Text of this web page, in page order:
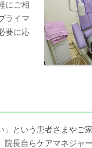
にご相
ライマ
要に応
」という患者さまやご
院長自らケアマネジャ